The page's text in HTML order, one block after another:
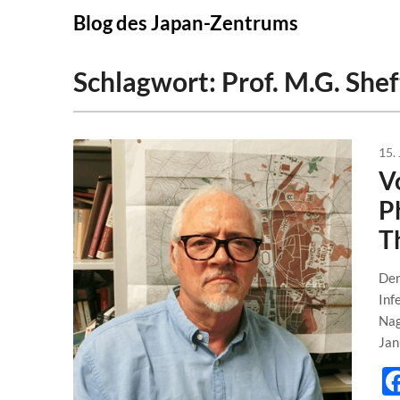
Blog des Japan-Zentrums
Schlagwort: Prof. M.G.
15.